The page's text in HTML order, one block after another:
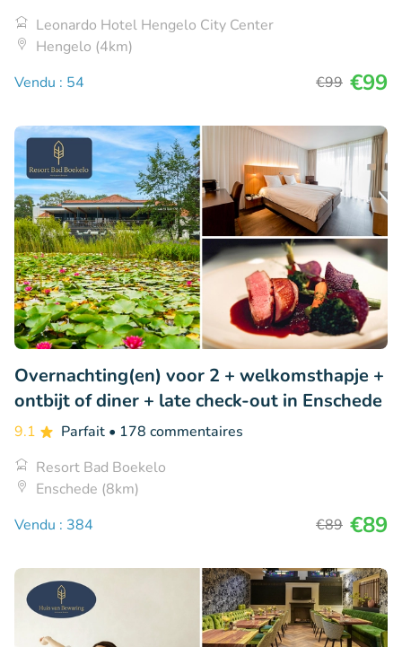
Leonardo Hotel Hengelo City Center
Hengelo (4km)
Vendu : 54
€99 €99
Overnachting(en) voor 2 + welkomsthapje +
ontbijt of diner + late check-out in Enschede
9.1 Parfait • 178 commentaires
Resort Bad Boekelo
Enschede (8km)
Vendu : 384
€89 €89